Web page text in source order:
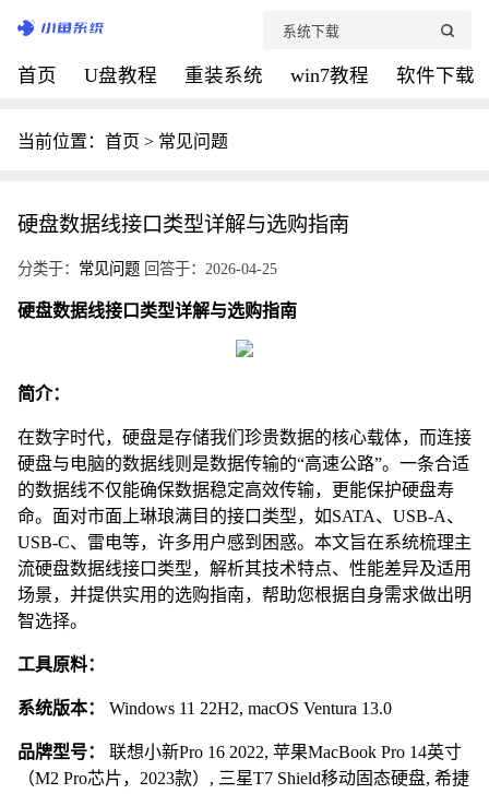
首页 U盘教程 重装系统 win7教程 软件下载
当前位置： 首页 > 常见问题
硬盘数据线接口类型详解与选购指南
分类于： 常见问题 回答于：2026-04-25
硬盘数据线接口类型详解与选购指南
简介：
在数字时代，硬盘是存储我们珍贵数据的核心载体，而连接
硬盘与电脑的数据线则是数据传输的“高速公路”。一条合适
的数据线不仅能确保数据稳定高效传输，更能保护硬盘寿
命。面对市面上琳琅满目的接口类型，如SATA、USB-A、
USB-C、雷电等，许多用户感到困惑。本文旨在系统梳理主
流硬盘数据线接口类型，解析其技术特点、性能差异及适用
场景，并提供实用的选购指南，帮助您根据自身需求做出明
智选择。
工具原料：
系统版本： Windows 11 22H2, macOS Ventura 13.0
品牌型号：
联想小新Pro 16 2022, 苹果MacBook Pro 14英寸
（M2 Pro芯片，2023款）, 三星T7 Shield移动固态硬盘, 希捷